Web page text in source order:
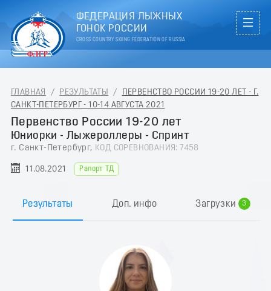
ФЕДЕРАЦИЯ ЛЫЖНЫХ
ГОНОК РОССИИ
CROSS COUNTRY SKIING FEDERATION OF RUSSIA
ГЛАВНАЯ / РЕЗУЛЬТАТЫ /
ПЕРВЕНСТВО РОССИИ 19-20 ЛЕТ - Г.
САНКТ-ПЕТЕРБУРГ - 10-14 АВГУСТА 2021
Первенство России 19-20 лет
Юниорки - Лыжероллеры - Спринт
г. Санкт-Петербург, КОД СОРЕВНОВАНИЯ: 7458
11.08.2021 Рапорт ТД
Результаты Доп. инфо Загрузки
3